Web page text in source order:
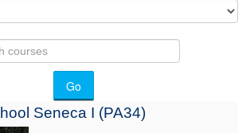
Go
Seneca I (PA34)